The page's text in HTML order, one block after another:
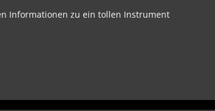
Informationen zu ein tollen Instrument